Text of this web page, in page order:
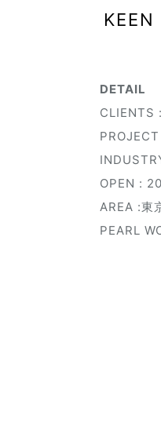
DETAIL
CLIENTS
OPEN :
AREA :東
PEARL